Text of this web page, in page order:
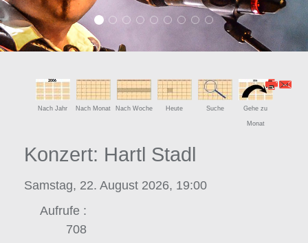
Slide 2017 1
Slide 2017 2
Slide 2017 3
Slide 2017 4
Slide 2017 5
Slide 2017 6
Slide 2017 7
Slide 2017 8
Slide 2017 9
Nach Jahr Nach Monat Nach Woche Heute Suche Gehe zu
Monat
Konzert: Hartl Stadl
Samstag, 22. August 2026, 19:00
Aufrufe:
708